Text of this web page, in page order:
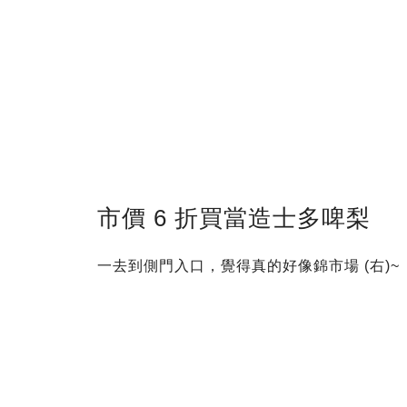
市價 6 折買當造士多啤梨
一去到側門入口，覺得真的好像錦市場 (右)~